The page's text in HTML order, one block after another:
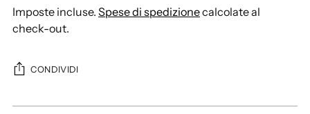
Imposte incluse. Spese di spedizionecalcolate al
check-out.
CONDIVIDI